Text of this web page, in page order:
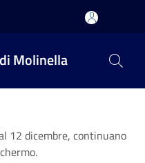
Molinella
12 dicembre, continuano